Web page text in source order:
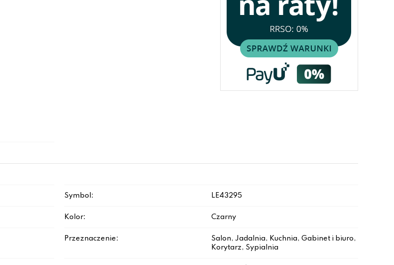
Symbol: LE43295
Kolor: Czarny
Przeznaczenie:
Salon, Jadalnia, Kuchnia, Gabinet i biuro,
Korytarz, Sypialnia